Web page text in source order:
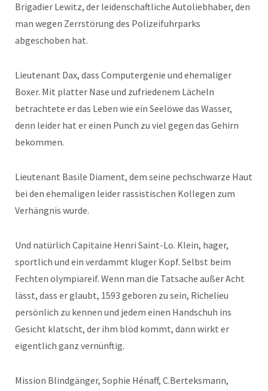
Brigadier Lewitz, der leidenschaftliche Autoliebhaber, den
man wegen Zerrstörung des Polizeifuhrparks
abgeschoben hat.
Lieutenant Dax, dass Computergenie und ehemaliger
Boxer. Mit platter Nase und zufriedenem Lächeln
betrachtete er das Leben wie ein Seelöwe das Wasser,
denn leider hat er einen Punch zu viel gegen das Gehirn
bekommen.
Lieutenant Basile Diament, dem seine pechschwarze Haut
bei den ehemaligen leider rassistischen Kollegen zum
Verhängnis wurde.
Und natürlich Capitaine Henri Saint-Lo. Klein, hager,
sportlich und ein verdammt kluger Kopf. Selbst beim
Fechten olympiareif. Wenn man die Tatsache außer Acht
lässt, dass er glaubt, 1593 geboren zu sein, Richelieu
persönlich zu kennen und jedem einen Handschuh ins
Gesicht klatscht, der ihm blöd kommt, dann wirkt er
eigentlich ganz vernünftig.
Mission Blindgänger, Sophie Hénaff, C.Berteksmann,